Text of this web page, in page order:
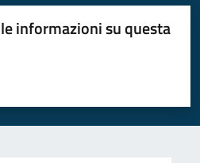
informazioni su questa
su 5
su 5
5